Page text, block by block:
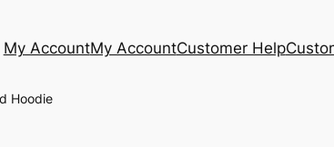
My AccountMy AccountCustomer Help
Hoodie